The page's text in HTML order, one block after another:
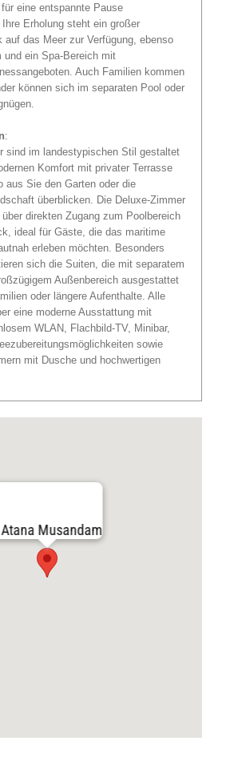
eine entspannte Pause
Erholung steht ein großer
das Meer zur Verfügung, ebenso
und ein Spa-Bereich mit
Auch Familien kommen
können sich im separaten Pool oder
:
sind im landestypischen Stil gestaltet
Komfort mit privater Terrasse
aus Sie den Garten oder die
überblicken. Die Deluxe-Zimmer
direkten Zugang zum Poolbereich
ideal für Gäste, die das maritime
erleben möchten. Besonders
sich die Suiten, die mit separatem
Außenbereich ausgestattet
oder längere Aufenthalte. Alle
eine moderne Ausstattung mit
WLAN, Flachbild-TV, Minibar,
sowie
mit Dusche und hochwertigen
Atana Musandam